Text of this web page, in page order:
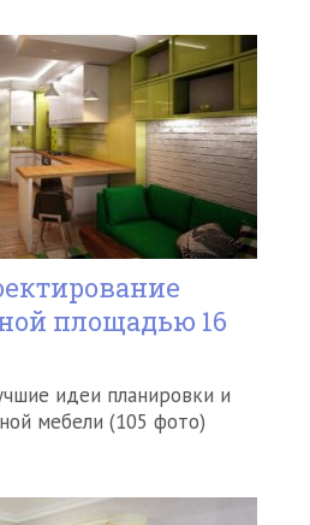
площадью 16
идеи планировки и
мебели (105 фото)